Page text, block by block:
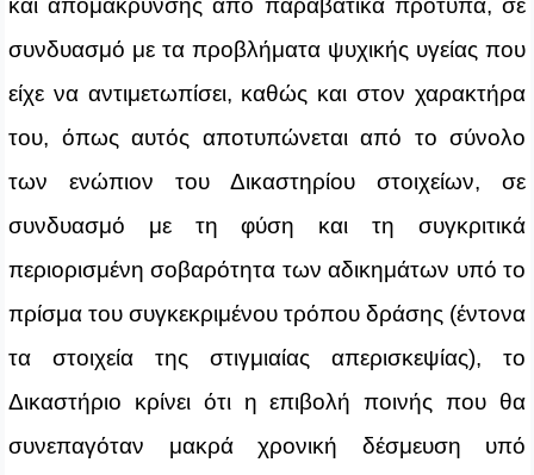
και απομάκρυνσης από παραβατικά πρότυπα, σε
συνδυασμό με τα προβλήματα ψυχικής υγείας που
είχε να αντιμετωπίσει, καθώς και στον χαρακτήρα
του, όπως αυτός αποτυπώνεται από το σύνολο
των ενώπιον του Δικαστηρίου στοιχείων, σε
συνδυασμό με τη φύση και τη συγκριτικά
περιορισμένη σοβαρότητα των αδικημάτων υπό το
πρίσμα του συγκεκριμένου τρόπου δράσης (έντονα
τα στοιχεία της στιγμιαίας απερισκεψίας), το
Δικαστήριο κρίνει ότι η επιβολή ποινής που θα
συνεπαγόταν μακρά χρονική δέσμευση υπό